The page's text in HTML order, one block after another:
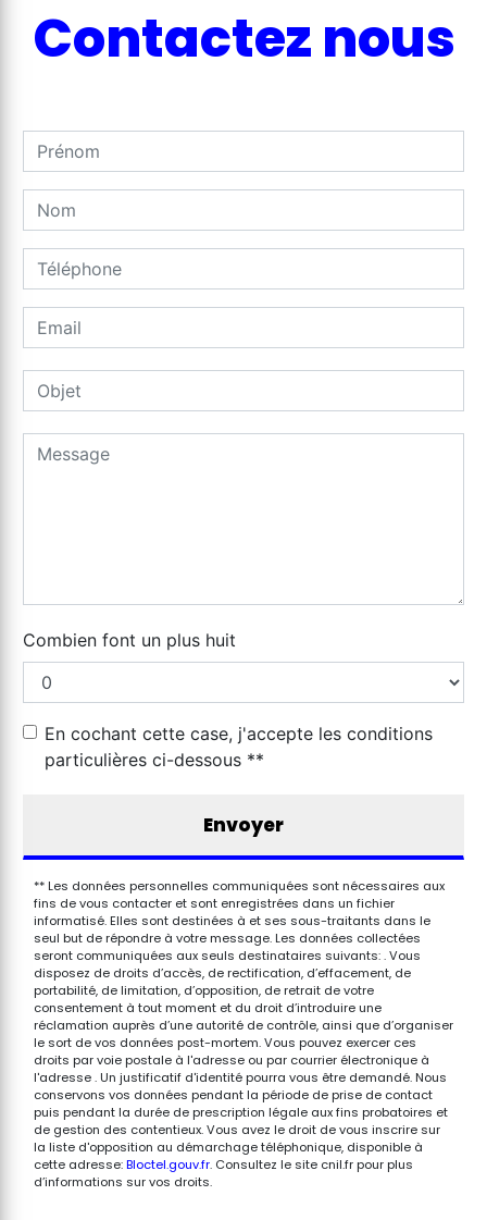
Contactez nous
Combien font un plus huit
En cochant cette case, j'accepte les conditions
particulières ci-dessous **
Envoyer
** Les données personnelles communiquées sont nécessaires aux
fins de vous contacter et sont enregistrées dans un fichier
informatisé. Elles sont destinées à et ses sous-traitants dans le
seul but de répondre à votre message. Les données collectées
seront communiquées aux seuls destinataires suivants: . Vous
disposez de droits d’accès, de rectification, d’effacement, de
portabilité, de limitation, d’opposition, de retrait de votre
consentement à tout moment et du droit d’introduire une
réclamation auprès d’une autorité de contrôle, ainsi que d’organiser
le sort de vos données post-mortem. Vous pouvez exercer ces
droits par voie postale à l'adresse ou par courrier électronique à
l'adresse . Un justificatif d'identité pourra vous être demandé. Nous
conservons vos données pendant la période de prise de contact
puis pendant la durée de prescription légale aux fins probatoires et
de gestion des contentieux. Vous avez le droit de vous inscrire sur
la liste d'opposition au démarchage téléphonique, disponible à
cette adresse:Bloctel.gouv.fr. Consultez le site cnil.fr pour plus
d’informations sur vos droits.